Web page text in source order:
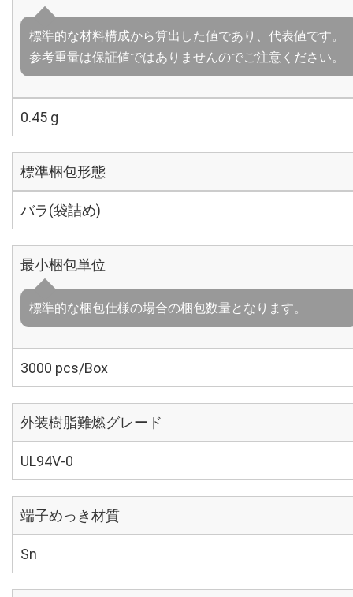
標準的な材料構成から算出した値であり、代表値です。
参考重量は保証値ではありませんのでご注意ください。
0.45 g
標準梱包形態
バラ(袋詰め)
最小梱包単位
標準的な梱包仕様の場合の梱包数量となります。
3000 pcs/Box
外装樹脂難燃グレード
UL94V-0
端子めっき材質
Sn